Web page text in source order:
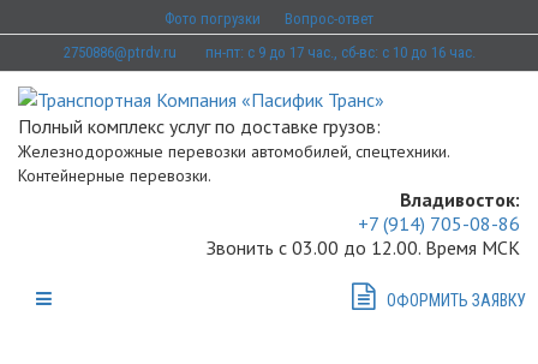
Фото погрузки
Вопрос-ответ
2750886@ptrdv.ru
пн-пт: с 9 до 17 час., сб-вс: с 10 до 16 час.
Полный комплекс услуг по доставке грузов:
Железнодорожные перевозки автомобилей, спецтехники.
Контейнерные перевозки.
Владивосток:
+7 (914) 705-08-86
Звонить с 03.00 до 12.00. Время МСК
ОФОРМИТЬ ЗАЯВКУ